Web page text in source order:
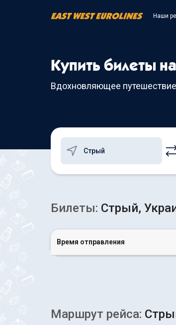
Наши
Купить билеты
Вдохновляющее путешествие
Билеты: Стрый,
Время отправления
Маршрут рейса: